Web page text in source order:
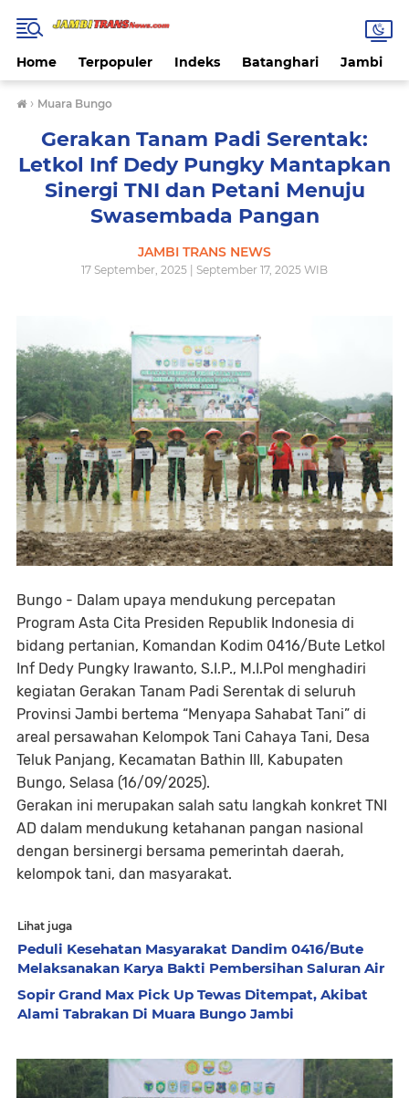
Home Terpopuler Indeks Batanghari Jambi
› Muara Bungo
Gerakan Tanam Padi Serentak:
Letkol Inf Dedy Pungky Mantapkan
Sinergi TNI dan Petani Menuju
Swasembada Pangan
JAMBI TRANS NEWS
17 September, 2025 | September 17, 2025 WIB
Bungo - Dalam upaya mendukung percepatan
Program Asta Cita Presiden Republik Indonesia di
bidang pertanian, Komandan Kodim 0416/Bute Letkol
Inf Dedy Pungky Irawanto, S.I.P., M.I.Pol menghadiri
kegiatan Gerakan Tanam Padi Serentak di seluruh
Provinsi Jambi bertema “Menyapa Sahabat Tani” di
areal persawahan Kelompok Tani Cahaya Tani, Desa
Teluk Panjang, Kecamatan Bathin III, Kabupaten
Bungo, Selasa (16/09/2025).
Gerakan ini merupakan salah satu langkah konkret TNI
AD dalam mendukung ketahanan pangan nasional
dengan bersinergi bersama pemerintah daerah,
kelompok tani, dan masyarakat.
Lihat juga
Peduli Kesehatan Masyarakat Dandim 0416/Bute
Melaksanakan Karya Bakti Pembersihan Saluran Air
Sopir Grand Max Pick Up Tewas Ditempat, Akibat
Alami Tabrakan Di Muara Bungo Jambi